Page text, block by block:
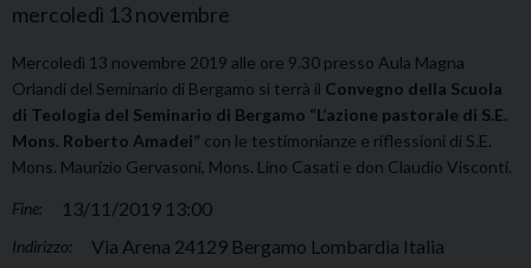
mercoledì 13novembre
Mercoledì 13 novembre 2019 alle ore 9.30 presso Aula Magna
Orlandi del Seminario di Bergamo si terrà il Convegno della Scuola
di Teologia del Seminario di Bergamo “L’azione pastorale di S.E.
Mons. Roberto Amadei” con le testimonianze e riflessioni di S.E.
Mons. Maurizio Gervasoni, Mons. Lino Casati e don Claudio Visconti.
Fine: 13/11/2019 13:00
Indirizzo: Via Arena 24129 Bergamo Lombardia Italia